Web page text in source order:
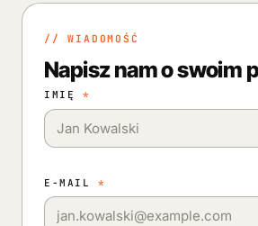
// WIADOMOŚĆ
Napisz nam o swoim
IMIĘ *
E-MAIL *